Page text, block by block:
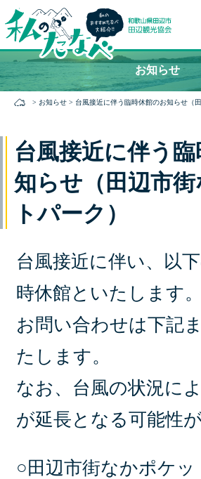
文
に
お知らせ
> お知らせ > 台風接近に伴う臨時休館のお知らせ（
台風接近に伴う
知らせ（田辺市
トパーク）
台風接近に伴い、以
時休館といたします。
お問い合わせは下記
たします。
なお、台風の状況に
が延長となる可能性
○田辺市街なかポケッ